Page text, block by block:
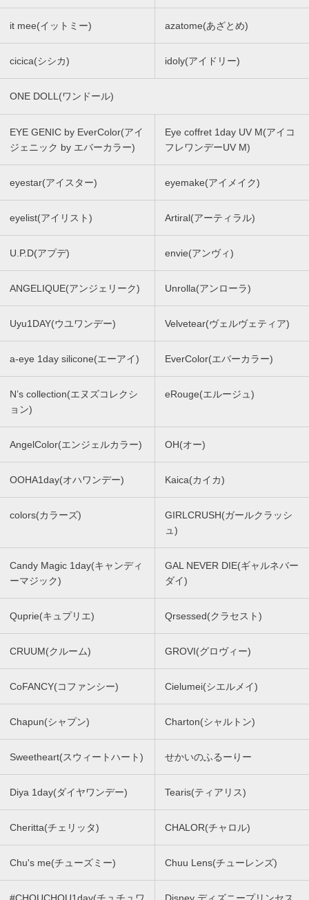
it mee(イットミー) azatome(あざとめ)
cicica(シシカ) idoly(アイドリー)
ONE DOLL(ワンドール)
EYE GENIC by EverColor(アイ
ジェニック by エバーカラー)
Eye coffret 1day UV M(アイコ
フレワンデーUV M)
eyestar(アイスター) eyemake(アイメイク)
eyelist(アイリスト) Artiral(アーティラル)
U.P.D(アプデ) envie(アンヴィ)
ANGELIQUE(アンジェリーク) Unrolla(アンローラ)
Uyu1DAY(ウユワンデー) Velvetear(ヴェルヴェティア)
a-eye 1day silicone(エーアイ) EverColor(エバーカラー)
N’s collection(エヌズコレクシ
ョン)
eRouge(エルージュ)
AngelColor(エンジェルカラー) OH(オー)
OOHA1day(オハワンデー) Kaica(カイカ)
colors(カラーズ)
GIRLCRUSH(ガールクラッシ
ュ)
Candy Magic 1day(キャンディ
ーマジック)
GAL NEVER DIE(ギャルネバー
ダイ)
Quprie(キュプリエ) Qrsessed(クラセスト)
CRUUM(クルーム) GROVI(グロヴィー)
CoFANCY(コファンシー) Cielumei(シエルメイ)
Chapun(シャプン) Charton(シャルトン)
Sweetheart(スウィートハート) せかいのふるーりー
Diya 1day(ダイヤワンデー) Tearis(ティアリス)
Cheritta(チェリッタ) CHALOR(チャロル)
Chu's me(チューズミー) Chuu Lens(チューレンズ)